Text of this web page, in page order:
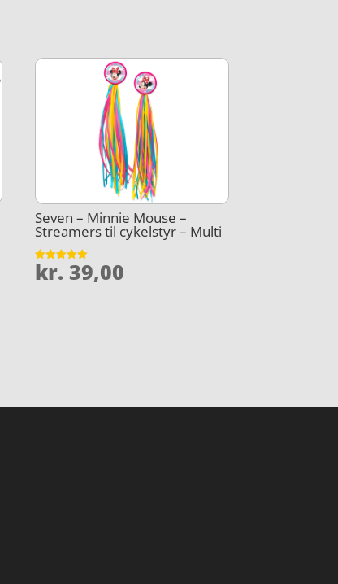
Seven – Minnie Mouse –
Streamers til cykelstyr – Multi
Vurderet
5
kr. 39,00